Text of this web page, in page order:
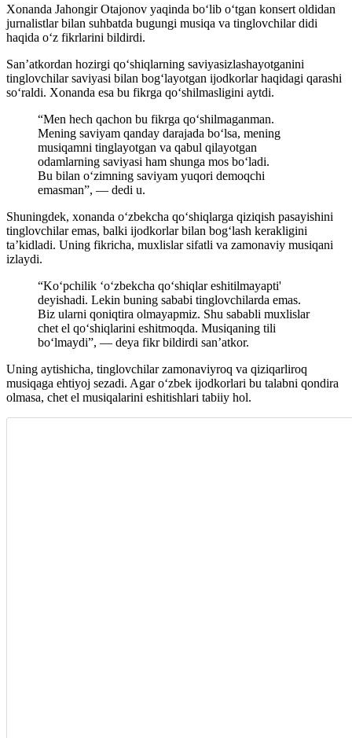
Xonanda Jahongir Otajonov yaqinda bo‘lib o‘tgan konsert oldidan
jurnalistlar bilan suhbatda bugungi musiqa va tinglovchilar didi
haqida o‘z fikrlarini bildirdi.
San’atkordan hozirgi qo‘shiqlarning saviyasizlashayotganini
tinglovchilar saviyasi bilan bog‘layotgan ijodkorlar haqidagi qarashi
so‘raldi. Xonanda esa bu fikrga qo‘shilmasligini aytdi.
“Men hech qachon bu fikrga qo‘shilmaganman.
Mening saviyam qanday darajada bo‘lsa, mening
musiqamni tinglayotgan va qabul qilayotgan
odamlarning saviyasi ham shunga mos bo‘ladi.
Bu bilan o‘zimning saviyam yuqori demoqchi
emasman”, — dedi u.
Shuningdek, xonanda o‘zbekcha qo‘shiqlarga qiziqish pasayishini
tinglovchilar emas, balki ijodkorlar bilan bog‘lash kerakligini
ta’kidladi. Uning fikricha, muxlislar sifatli va zamonaviy musiqani
izlaydi.
“Ko‘pchilik ‘o‘zbekcha qo‘shiqlar eshitilmayapti'
deyishadi. Lekin buning sababi tinglovchilarda emas.
Biz ularni qoniqtira olmayapmiz. Shu sababli muxlislar
chet el qo‘shiqlarini eshitmoqda. Musiqaning tili
bo‘lmaydi”, — deya fikr bildirdi san’atkor.
Uning aytishicha, tinglovchilar zamonaviyroq va qiziqarliroq
musiqaga ehtiyoj sezadi. Agar oʻzbek ijodkorlari bu talabni qondira
olmasa, chet el musiqalarini eshitishlari tabiiy hol.